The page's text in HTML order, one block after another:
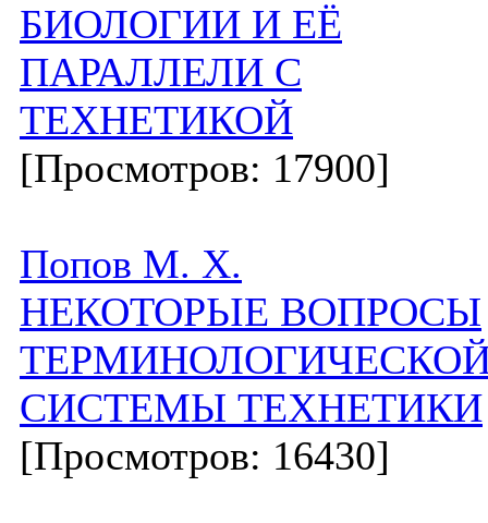
БИОЛОГИИ И ЕЁ
ПАРАЛЛЕЛИ С
ТЕХНЕТИКОЙ
[Просмотров: 17900]
Попов М. Х.
НЕКОТОРЬIЕ ВОПРОСЫ
СИСТЕМЫ ТЕХНЕТИКИ
[Просмотров: 16430]